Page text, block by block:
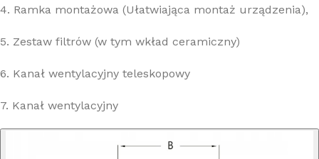
4. Ramka montażowa (Ułatwiająca montaż urządzenia),
5. Zestaw filtrów (w tym wkład ceramiczny)
6. Kanał wentylacyjny teleskopowy
7. Kanał wentylacyjny